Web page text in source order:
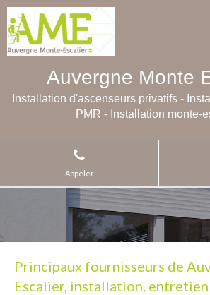
Auvergne Monte
Installation d'ascenseurs privatifs -
PMR - Installation monte-
Appeler
Principaux fournisseurs de
Escalier, installation, entretien